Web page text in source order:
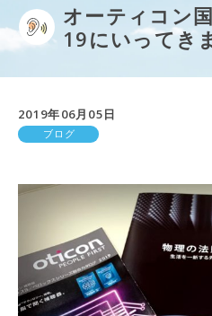
オーティコン
19にいってき
2019年06月05日
ブログ